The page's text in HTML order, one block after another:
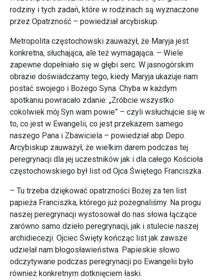
rodziny i tych zadań, które w rodzinach są wyznaczone
przez Opatrzność – powiedział arcybiskup.
Metropolita częstochowski zauważył, że Maryja jest
konkretna, słuchająca, ale też wymagająca. – Wiele
zapewne dopełniało się w głębi serc. W jasnogórskim
obrazie doświadczamy tego, kiedy Maryja ukazuje nam
postać swojego i Bożego Syna. Chyba w każdym
spotkaniu powracało zdanie: „Zróbcie wszystko
cokolwiek mój Syn wam powie” – czyli wsłuchujcie się w
to, co jest w Ewangelii, co jest przekazem samego
naszego Pana i Zbawiciela – powiedział abp Depo.
Arcybiskup zauważył, że wielkim darem podczas tej
peregrynacji dla jej uczestników jak i dla całego Kościoła
częstochowskiego był list od Ojca Świętego Franciszka.
– Tu trzeba dziękować opatrzności Bożej za ten list
papieża Franciszka, którego już pożegnaliśmy. Na progu
naszej peregrynacji wystosował do nas słowa łączące
zarówno samo dzieło peregrynacji, jak i stulecie naszej
archidiecezji. Ojciec Święty kończąc list jak zawsze
udzielał nam błogosławieństwa. Papieskie słowo
odczytywane podczas peregrynacji po Ewangelii było
również konkretnym dotknięciem łaski.